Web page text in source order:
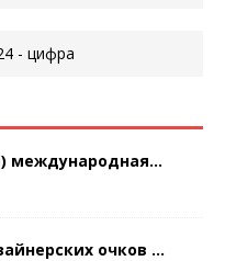
международная...
очков ...